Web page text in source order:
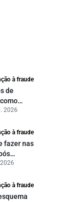
à fraude
de
2026
à fraude
fazer nas
à fraude